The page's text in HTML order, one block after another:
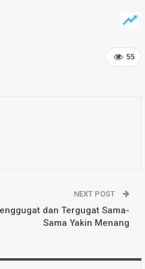
55
NEXT POST
dan Tergugat Sama-
Sama Yakin Menang